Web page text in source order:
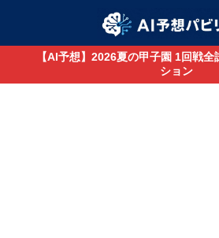
【AI予想】2026夏の甲子園 1回戦
ション